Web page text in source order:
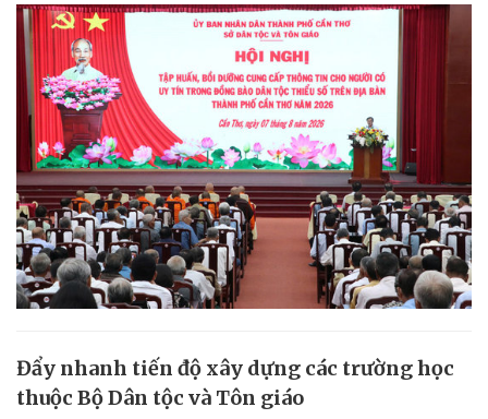
Đẩy nhanh tiến độ xây dựng các trường học
thuộc Bộ Dân tộc và Tôn giáo